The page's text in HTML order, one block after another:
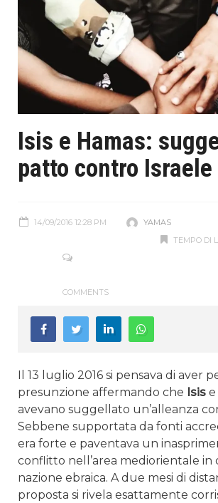
Isis e Hamas:
patto contro Israele
14/09/2016 12:28 PM
YAMAS
TEMPO DI
COMMENTS
Il 13 luglio 2016 si pensava di aver
presunzione affermando che Isis e
avevano suggellato un’alleanza
Sebbene supportata da fonti
era forte e paventava un
conflitto nell’area mediorientale in
nazione ebraica. A due mesi di
proposta si rivela esattamente